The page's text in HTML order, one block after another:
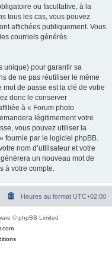
ou facultative, à la
tous les cas, vous pouvez
affichées publiquement. Vous
courriels générés
unique) pour garantir sa
de ne pas réutiliser le même
de passe est la clé de votre
donc le conserver
à « Forum photo
légitimement votre
vous pouvez utiliser la
fournie par le logiciel phpBB.
nom d’utilisateur et votre
un nouveau mot de
à votre compte.
Heures au format UTC+02:00
© phpBB Limited